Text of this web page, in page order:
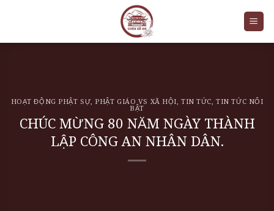
HOẠT ĐỘNG PHẬT SỰ PHẬT GIÁO VS XÃ HỘI ,TIN TỨC ,TIN TỨC NỔI
BẬT
CHÚC MỪNG 80 NĂM NGÀY THÀNH
LẬP CÔNG AN NHÂN DÂN.